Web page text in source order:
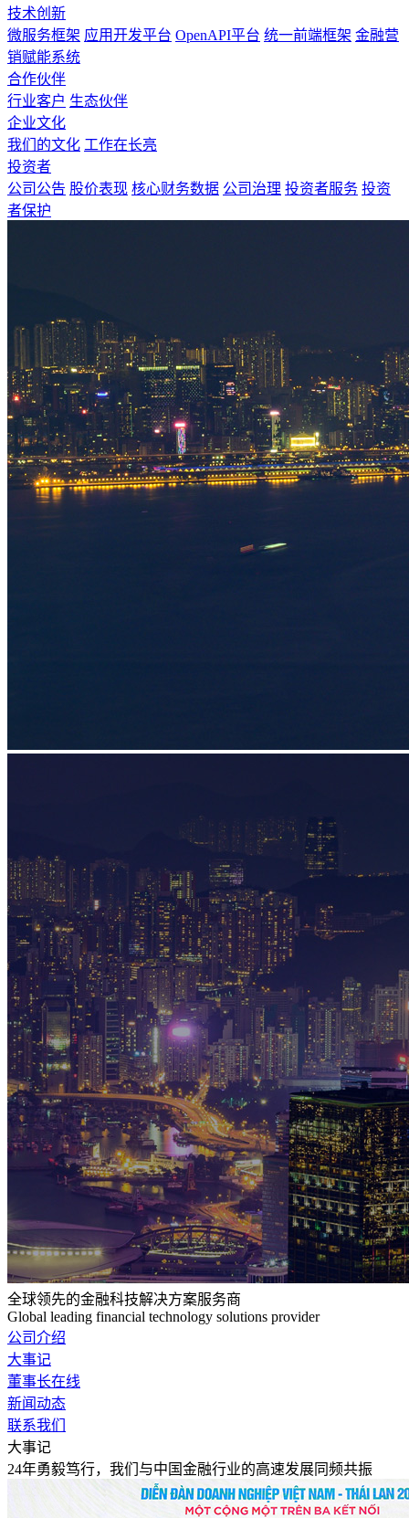
技术创新
微服务框架 应用开发平台 OpenAPI平台 统一前端框架 金融营
销赋能系统
合作伙伴
行业客户 生态伙伴
企业文化
我们的文化 工作在长亮
投资者
公司公告 股价表现 核心财务数据 公司治理 投资者服务 投资
者保护
全球领先的金融科技解决方案服务商
Global leading financial technology solutions provider
公司介绍
大事记
董事长在线
新闻动态
联系我们
大事记
24年勇毅笃行，我们与中国金融行业的高速发展同频共振